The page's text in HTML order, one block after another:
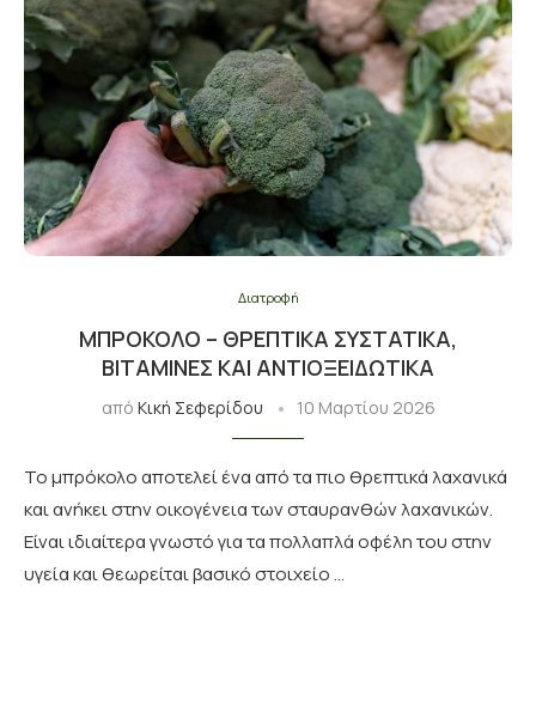
Διατροφή
ΜΠΡΌΚΟΛΟ – ΘΡΕΠΤΙΚΆ ΣΥΣΤΑΤΙΚΆ,
ΒΙΤΑΜΊΝΕΣ ΚΑΙ ΑΝΤΙΟΞΕΙΔΩΤΙΚΆ
από Κική Σεφερίδου 10 Μαρτίου 2026
Το μπρόκολο αποτελεί ένα από τα πιο θρεπτικά λαχανικά
και ανήκει στην οικογένεια των σταυρανθών λαχανικών.
Είναι ιδιαίτερα γνωστό για τα πολλαπλά οφέλη του στην
υγεία και θεωρείται βασικό στοιχείο …